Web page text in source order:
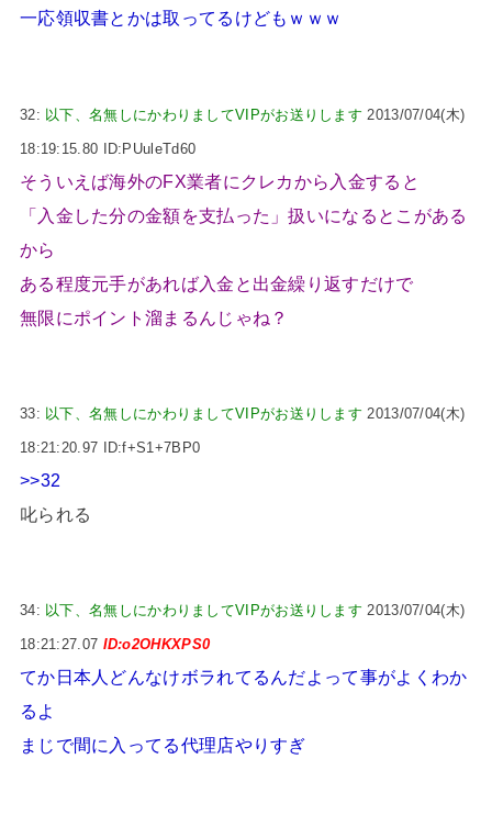
一応領収書とかは取ってるけどもｗｗｗ
32: 以下、名無しにかわりましてVIPがお送りします 2013/07/04(木)
18:19:15.80 ID:PUuleTd60
そういえば海外のFX業者にクレカから入金すると
「入金した分の金額を支払った」扱いになるとこがある
から
ある程度元手があれば入金と出金繰り返すだけで
無限にポイント溜まるんじゃね？
33: 以下、名無しにかわりましてVIPがお送りします 2013/07/04(木)
18:21:20.97 ID:f+S1+7BP0
>>32
叱られる
34: 以下、名無しにかわりましてVIPがお送りします 2013/07/04(木)
18:21:27.07 ID:o2OHKXPS0
てか日本人どんなけボラれてるんだよって事がよくわか
るよ
まじで間に入ってる代理店やりすぎ